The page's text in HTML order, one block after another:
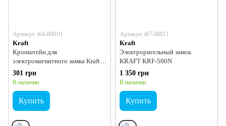
Артикул: t64-00010
Kraft
Кронштейн для
электромагнитного замка Kraft
K-300
301 грн
В наличии
Купить
Артикул: t67-00011
Kraft
Электроригельный замок
KRAFT KRF-500N
1 350 грн
В наличии
Купить